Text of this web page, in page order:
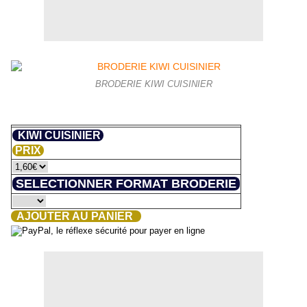
BRODERIE KIWI CUISINIER
KIWI CUISINIER
PRIX
SELECTIONNER FORMAT BRODERIE
AJOUTER AU PANIER